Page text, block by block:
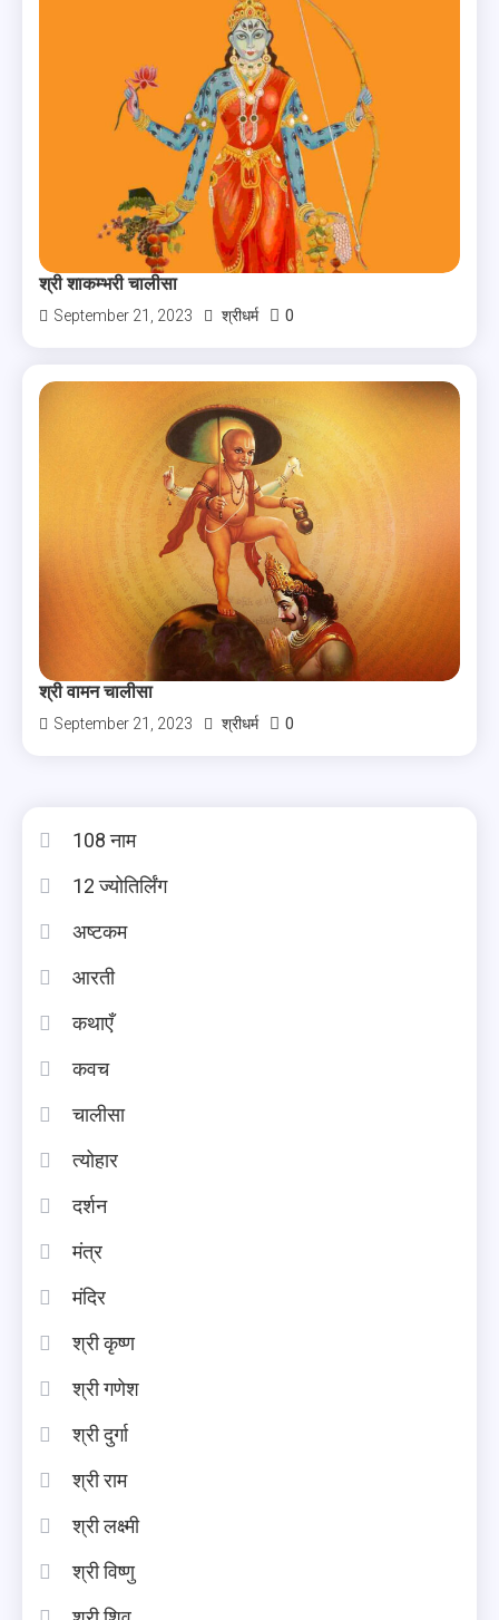
श्री शाकम्भरी चालीसा
September 21, 2023 श्रीधर्म 0
श्री वामन चालीसा
September 21, 2023 श्रीधर्म 0
108 नाम
12 ज्योतिर्लिंग
अष्टकम
आरती
कथाएँ
कवच
चालीसा
त्योहार
दर्शन
मंत्र
मंदिर
श्री कृष्ण
श्री गणेश
श्री दुर्गा
श्री राम
श्री लक्ष्मी
श्री विष्णु